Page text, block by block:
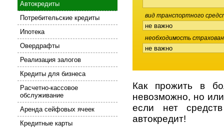
вид транспортного
необходимость
Как прожить в
невозможно, но
если нет
автокредит!
Автокредиты
Потребительские кредиты
Ипотека
Овердрафты
Реализация залогов
Кредиты для бизнеса
Расчетно-кассовое
обслуживание
Аренда сейфовых ячеек
Кредитные карты